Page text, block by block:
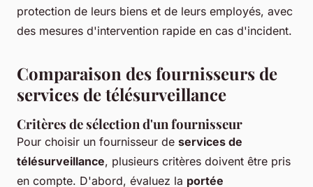
protection de leurs biens et de leurs employés, avec
des mesures d'intervention rapide en cas d'incident.
Comparaison des fournisseurs de
services de télésurveillance
Critères de sélection d'un fournisseur
Pour choisir un fournisseur de services de
télésurveillance, plusieurs critères doivent être pris
en compte. D'abord, évaluez la portée